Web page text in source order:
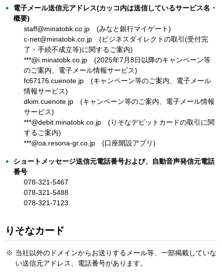
電子メール送信元アドレス(カッコ内は送信しているサービス名・
概要)
staff@minatobk.co.jp (みなと銀行マイゲート)
c-net@minatobk.co.jp (ビジネスダイレクトの取引(受付完
了・手続不成立等)に関するご案内)
***@i.minatobk.co.jp (2025年7月8日以降のキャンペーン等
のご案内、電子メール情報サービス)
fc67176.cuenote.jp (キャンペーン等のご案内、電子メール
情報サービス)
dkim.cuenote.jp (キャンペーン等のご案内、電子メール情報
サービス)
***@debit.minatobk.co.jp (りそなデビットカードの取引に関
するご案内)
***@oa.resona-gr.co.jp (口座開設アプリ)
ショートメッセージ送信元電話番号および、自動音声発信元電話
番号
078-321-5467
078-321-5488
078-321-7123
りそなカード
※ 当社以外のドメインからお送りするメール等、一部掲載していな
い送信元アドレス、電話番号があります。